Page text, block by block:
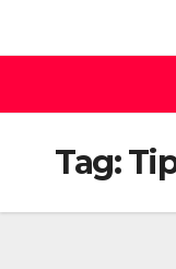
Tag: